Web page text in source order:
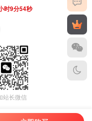
时9分54秒
站长微信